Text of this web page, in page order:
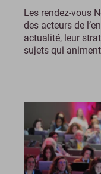
Les rendez-vous
des acteurs de
actualité, leur
sujets qui